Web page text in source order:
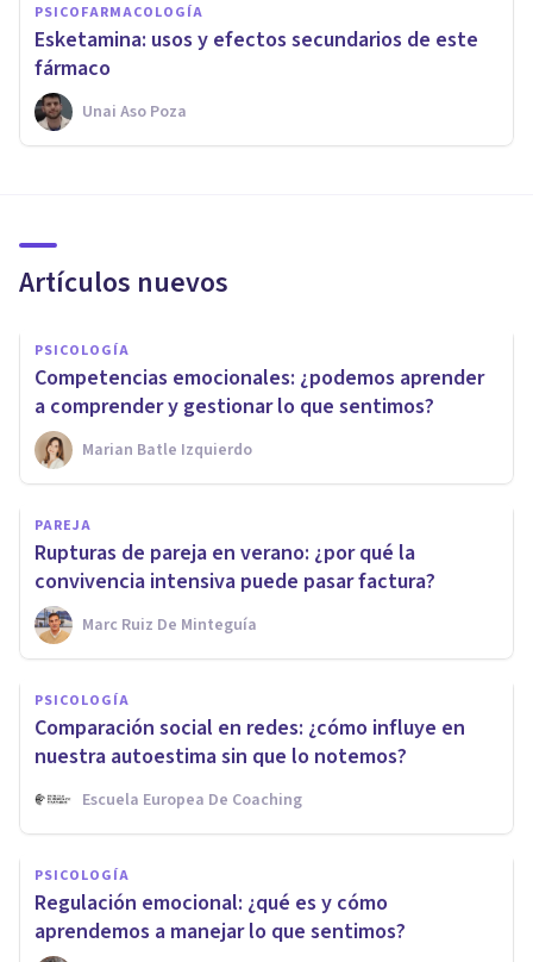
PSICOFARMACOLOGÍA
Esketamina: usos y efectos secundarios de este
fármaco
Unai Aso Poza
Artículos nuevos
PSICOLOGÍA
Competencias emocionales: ¿podemos aprender
a comprender y gestionar lo que sentimos?
Marian Batle Izquierdo
PAREJA
Rupturas de pareja en verano: ¿por qué la
convivencia intensiva puede pasar factura?
Marc Ruiz De Minteguía
PSICOLOGÍA
Comparación social en redes: ¿cómo influye en
nuestra autoestima sin que lo notemos?
Escuela Europea De Coaching
PSICOLOGÍA
Regulación emocional: ¿qué es y cómo
aprendemos a manejar lo que sentimos?